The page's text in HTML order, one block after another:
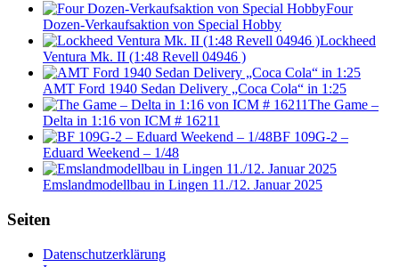
Four
Dozen-Verkaufsaktion von Special Hobby
Lockheed
Ventura Mk. II (1:48 Revell 04946 )
AMT Ford 1940 Sedan Delivery „Coca Cola“ in 1:25
The Game –
Delta in 1:16 von ICM # 16211
BF 109G-2 –
Eduard Weekend – 1/48
Emslandmodellbau in Lingen 11./12. Januar 2025
Seiten
Datenschutzerklärung